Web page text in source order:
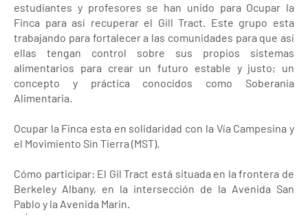
estudiantes y profesores se han unido para Ocupar la
Finca para así recuperar el Gill Tract. Este grupo esta
trabajando para fortalecer a las comunidades para que así
ellas tengan control sobre sus propios sistemas
alimentarios para crear un futuro estable y justo; un
concepto y práctica conocidos como Soberanía
Alimentaria.
Ocupar la Finca esta en solidaridad con la Vía Campesina y
el Movimiento Sin Tierra (MST).
Cómo participar: El Gil Tract está situada en la frontera de
Berkeley Albany, en la intersección de la Avenida San
Pablo y la Avenida Marin.